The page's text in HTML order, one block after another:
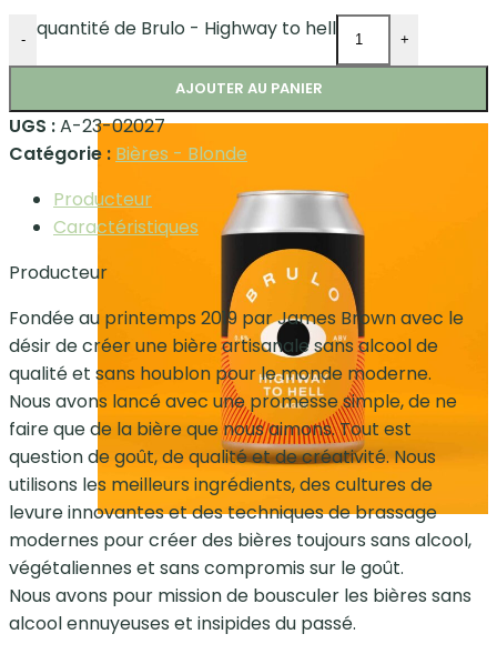
- quantité de Brulo - Highway to hell +
AJOUTER AU PANIER
UGS :A-23-02027
Catégorie : Bières - Blonde
Producteur
Caractéristiques
Producteur
Fondée au printemps 2019 par James Brown avec le
désir de créer une bière artisanale sans alcool de
qualité et sans houblon pour le monde moderne.
Nous avons lancé avec une promesse simple, de ne
faire que de la bière que nous aimons. Tout est
question de goût, de qualité et de créativité. Nous
utilisons les meilleurs ingrédients, des cultures de
levure innovantes et des techniques de brassage
modernes pour créer des bières toujours sans alcool,
végétaliennes et sans compromis sur le goût.
Nous avons pour mission de bousculer les bières sans
alcool ennuyeuses et insipides du passé.